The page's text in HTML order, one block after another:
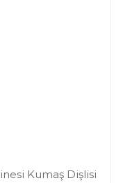
Kumaş Dişlisi